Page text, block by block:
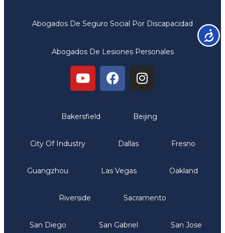
Abogados De Seguro Social Por Discapacidad
Abogados De Lesiones Personales
Bakersfield Beijing
City Of Industry Dallas Fresno
Guangzhou Las Vegas Oakland
Riverside Sacramento
San Diego San Gabriel San Jose